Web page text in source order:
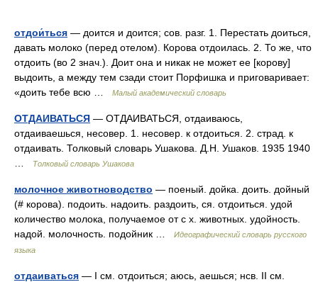
отдои́ться — доится и доится; сов. разг. 1. Перестать доиться,
давать молоко (перед отелом). Корова отдоилась. 2. То же, что
отдоить (во 2 знач.). Доит она и никак не может ее [корову]
выдоить, а между тем сзади стоит Порфишка и приговаривает:
«доить тебе всю …
Малый академический словарь
ОТДАИВАТЬСЯ — ОТДАИВАТЬСЯ, отдаиваюсь,
отдаиваешься, несовер. 1. несовер. к отдоиться. 2. страд. к
отдаивать. Толковый словарь Ушакова. Д.Н. Ушаков. 1935 1940
Толковый словарь Ушакова
молочное животноводство — поеный. дойка. доить. дойный
(# корова). подоить. надоить. раздоить, ся. отдоиться. удой
количество молока, получаемое от с х. животных. удойность.
надой. молочность. подойник …
Идеографический словарь русского
языка
отдаиваться — I см. отдоиться; аюсь, аешься; нсв. II см.